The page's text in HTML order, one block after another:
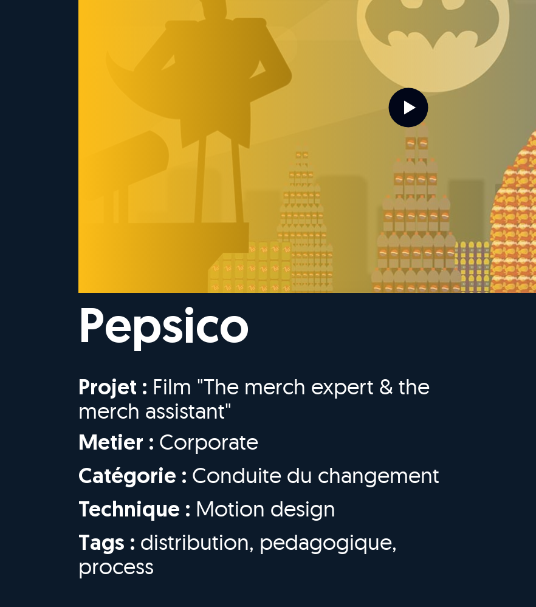
Pepsico
Projet : Film "The merch expert & the
merch assistant"
Metier : Corporate
Catégorie : Conduite du changement
Technique : Motion design
Tags : distribution, pedagogique,
process